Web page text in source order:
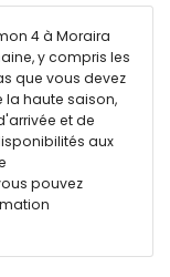
10m x 5m
et mobilier de
200 mètres de la
4 à Moraira
y compris les
que vous devez
la haute saison,
et de
aux
pouvez